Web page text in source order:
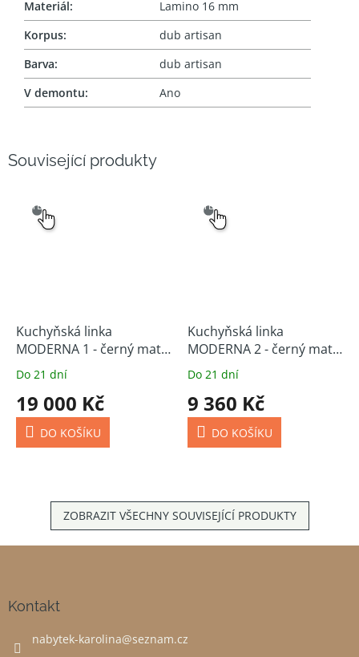
Související produkty
VÝBĚR
Kuchyňská linka
MODERNA 1 - černý mat
315 cm
Do 21 dní
19 000 Kč
DO KOŠÍKU
VÝBĚR
Kuchyňská linka
MODERNA 2 - černý mat
180 cm
Do 21 dní
9 360 Kč
DO KOŠÍKU
ZOBRAZIT VŠECHNY SOUVISEJÍCÍ PRODUKTY
Materiál:
Lamino 16 mm
Korpus:
dub artisan
Barva:
dub artisan
V demontu: Ano
Kontakt
nabytek-karolina@seznam.cz